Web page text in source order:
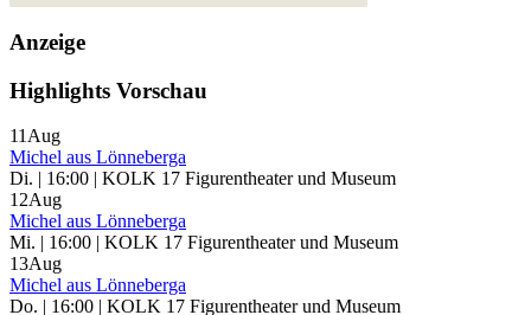
Anzeige
Highlights Vorschau
11 Aug
Michel aus Lönneberga
Di. | 16:00 | KOLK 17 Figurentheater und Museum
12Aug
Michel aus Lönneberga
Mi. | 16:00 | KOLK 17 Figurentheater und Museum
13Aug
Michel aus Lönneberga
Do. | 16:00 | KOLK 17 Figurentheater und Museum